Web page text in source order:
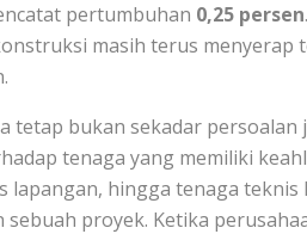
pertumbuhan 0,25 persen
masih terus menyerap
bukan sekadar persoalan
tenaga yang memiliki
hingga tenaga teknis
proyek. Ketika